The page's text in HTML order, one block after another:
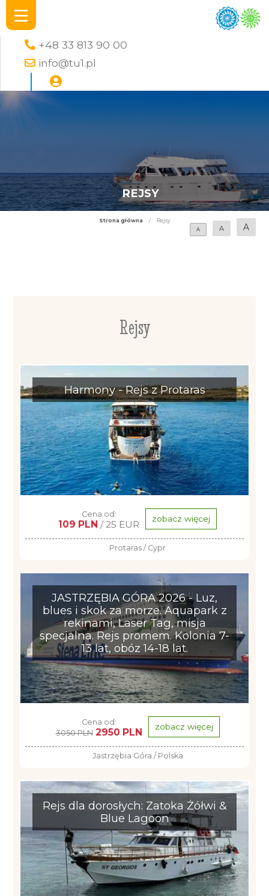
+48 33 813 90 00
info@tu1.pl
REJSY
Strona główna /
Rejsy
A
A A
Rejsy
Harmony - Rejs z Protaras
Cena od:
109 PLN / 25 EUR zobacz więcej
Protaras / Cypr
JASTRZĘBIA GÓRA 2026 - Luz,
blues i skok za morze. Aquapark z
rekinami, Laser Tag, misja
specjalna. Rejs promem. Kolonia 7-
13 lat, obóz 14-18 lat.
Cena od:
3050 PLN 2950 PLN zobacz więcej
Jastrzębia Góra / Polska
Rejs dla dorosłych: Zatoka Żółwi &
Blue Lagoon